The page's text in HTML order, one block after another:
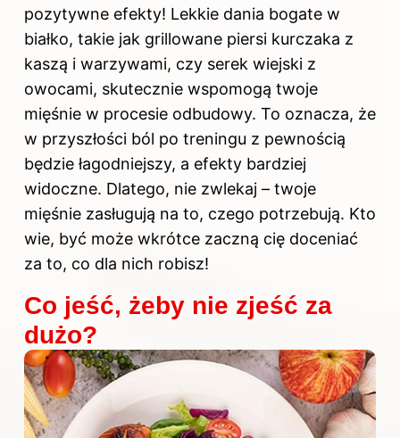
pozytywne efekty! Lekkie dania bogate w
białko, takie jak grillowane piersi kurczaka z
kaszą i warzywami, czy serek wiejski z
owocami, skutecznie wspomogą twoje
mięśnie w procesie odbudowy. To oznacza, że
w przyszłości ból po treningu z pewnością
będzie łagodniejszy, a efekty bardziej
widoczne. Dlatego, nie zwlekaj – twoje
mięśnie zasługują na to, czego potrzebują. Kto
wie, być może wkrótce zaczną cię doceniać
za to, co dla nich robisz!
Co jeść, żeby nie zjeść za
dużo?